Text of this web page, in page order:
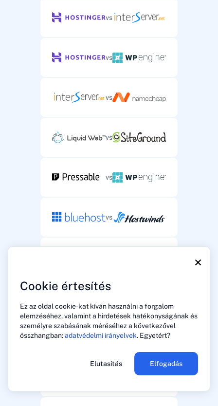
×
Cookie értesítés
Ez az oldal cookie-kat kíván használni a forgalom
elemzéséhez, valamint a hirdetések hatékonyságának és
személyre szabásának méréséhez a következővel
összhangban:adatvédelmi irányelvek. Egyetért?
Elutasítás Elfogadás
vs
vs
vs
vs
vs
vs
vs